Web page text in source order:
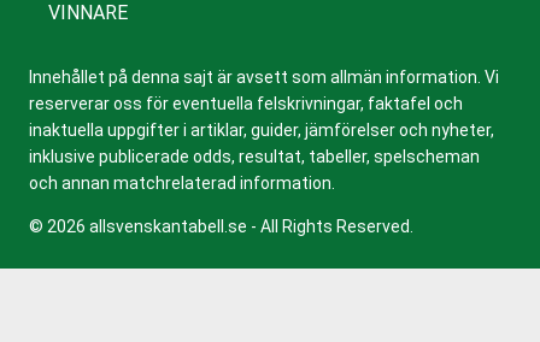
VINNARE
Innehållet på denna sajt är avsett som allmän information. Vi
reserverar oss för eventuella felskrivningar, faktafel och
inaktuella uppgifter i artiklar, guider, jämförelser och nyheter,
inklusive publicerade odds, resultat, tabeller, spelscheman
och annan matchrelaterad information.
© 2026 allsvenskantabell.se - All Rights Reserved.